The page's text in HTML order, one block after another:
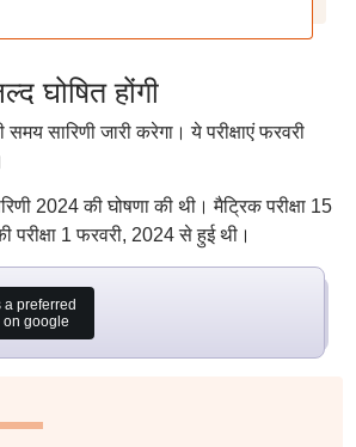
घोषित होंगी
समय सारिणी जारी करेगा। ये परीक्षाएं फरवरी
2024 की घोषणा की थी। मैट्रिक परीक्षा 15
1 फरवरी, 2024 से हुई थी।
a preferred
on google